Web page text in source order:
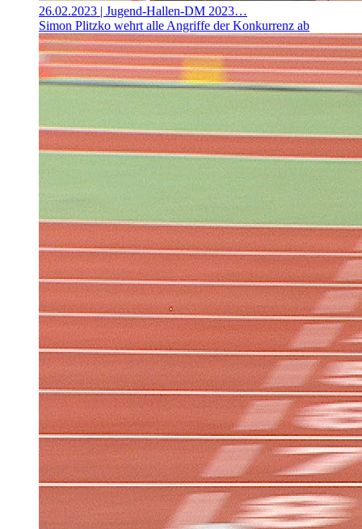
26.02.2023 | Jugend-Hallen-DM 2023…
Simon Plitzko wehrt alle Angriffe der Konkurrenz ab